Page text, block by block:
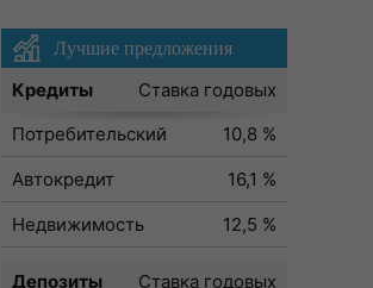
Лучшие предложения
Кредиты
Ставка годовых
Потребительский
10,8 %
Автокредит
16,1 %
Недвижимость
12,5 %
Депозиты
Ставка годовых